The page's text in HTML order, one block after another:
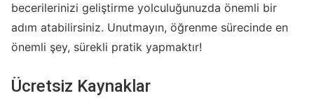
becerilerinizi geliştirme yolculuğunuzda önemli bir
adım atabilirsiniz. Unutmayın, öğrenme sürecinde en
önemli şey, sürekli pratik yapmaktır!
Ücretsiz Kaynaklar